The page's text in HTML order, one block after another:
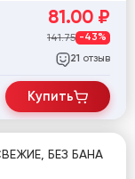
81.00 ₽
141.75 -43%
21 отзыв
Купить